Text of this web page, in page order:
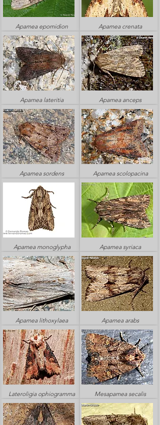
Apamea epomidion
Apamea lateritia
Apamea sordens
Apamea monoglypha
Apamea lithoxylaea
Lateroligia ophiogramma
Apamea crenata
Apamea anceps
Apamea scolopacina
Apamea syriaca
Apamea arabs
Mesapamea secalis